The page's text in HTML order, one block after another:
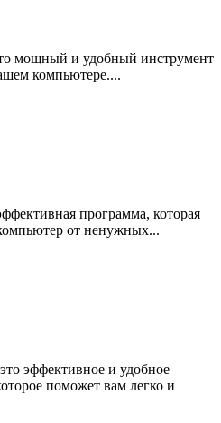
мощный и удобный инструмент
компьютере....
программа, которая
от ненужных...
эффективное и удобное
поможет вам легко и